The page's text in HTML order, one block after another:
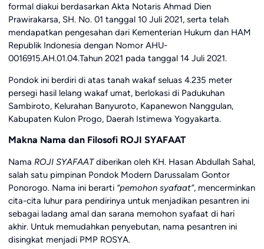
formal diakui berdasarkan Akta Notaris Ahmad Dien
Prawirakarsa, SH. No. 01 tanggal 10 Juli 2021, serta telah
mendapatkan pengesahan dari Kementerian Hukum dan HAM
Republik Indonesia dengan Nomor AHU-
0016915.AH.01.04.Tahun 2021 pada tanggal 14 Juli 2021.
Pondok ini berdiri di atas tanah wakaf seluas 4.235 meter
persegi hasil lelang wakaf umat, berlokasi di Padukuhan
Sambiroto, Kelurahan Banyuroto, Kapanewon Nanggulan,
Kabupaten Kulon Progo, Daerah Istimewa Yogyakarta.
Makna Nama dan Filosofi ROJI SYAFAAT
Nama ROJI SYAFAATdiberikan oleh KH. Hasan Abdullah Sahal,
salah satu pimpinan Pondok Modern Darussalam Gontor
Ponorogo. Nama ini berarti “pemohon syafaat”, mencerminkan
cita-cita luhur para pendirinya untuk menjadikan pesantren ini
sebagai ladang amal dan sarana memohon syafaat di hari
akhir. Untuk memudahkan penyebutan, nama pesantren ini
disingkat menjadi PMP ROSYA.